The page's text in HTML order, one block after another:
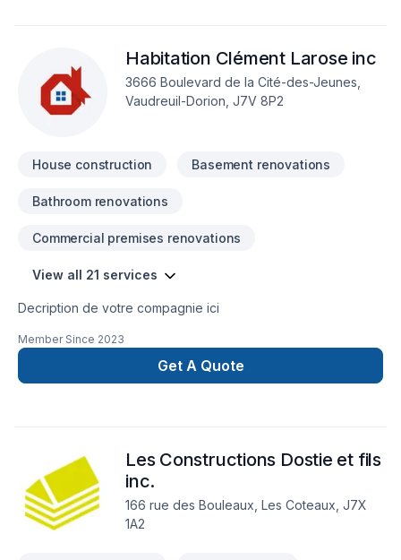
Habitation Clément Larose inc
3666 Boulevard de la Cité-des-Jeunes,
Vaudreuil-Dorion, J7V 8P2
House construction Basement renovations
Bathroom renovations
Commercial premises renovations
View all 21 services
Decription de votre compagnie ici
Member Since 2023
Get A Quote
Les Constructions Dostie et fils
inc.
166 rue des Bouleaux, Les Coteaux, J7X
1A2